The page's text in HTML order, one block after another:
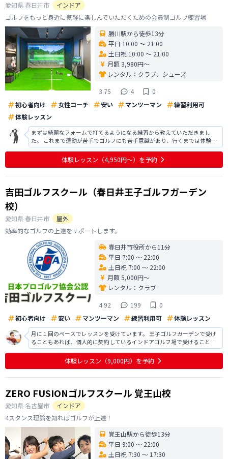
愛知県 春日井市
インドア
ゴルフをもっと身近に気軽に楽しんでいただくための会員制ゴルフ練習場
勝川駅から徒歩13分
平日 10:00 〜 21:00
土日祝 10:00 〜 21:00
月額 3,980円〜
レンタル： クラブ、シューズ
3.75
4
0
初心者向け
女性コーチ 安い マンツーマン
練習利用可
体験レッスン
まずは綺麗なフォームで打てるようになる練習から教えていただきまし
た。 これまで運動が苦手でゴルフにも苦手意識があり、行くまでは体験レ
ッスンを受けても続けられるか不安でしたが、難しく考えるよりもまずは
ゴルフって楽しいと思えるようになるところから始められるレッスンで、
是非正式に教えていただきたいと思いま
体験レッスン （4,950円〜） を予約
吉田ゴルフスクール（春日井王子ゴルフガーデン
校）
愛知県 春日井市
屋外
効率的なゴルフの上達をサポートします。
春日井市役所から11分
平日 7:00 〜 22:00
土日祝 7:00 〜 22:00
月額 5,000円〜
レンタル： クラブ
4.92
199
0
初心者向け
安い マンツーマン 練習利用可 体験レッスン
月に１回のペースでレッスンを受けています。 王子ゴルフガーデンで受け
ることもあれば、個人的に契約しているインドアゴルフ場で受けることも
あります。 吉田コーチのレッスンは楽しく、レッスンを受けるとゴルフへ
のモチベーションが上がります。 教えていただく内容も分かりやすく、練
習メニューも教えていただけ
体験レッスン （9,000円） を予約
ZERO FUSIONゴルフスクール 覚王山校
愛知県名古屋市
インドア
4スタンス理論を知ればゴルフが上達！
覚王山駅から徒歩13分
平日 9:00 〜 22:00
土日祝 7:30 〜 17:30